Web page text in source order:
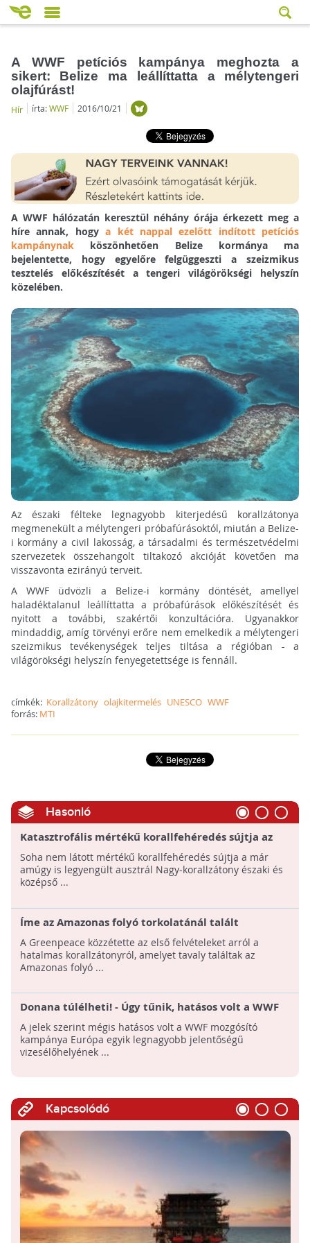
A WWF petíciós kampánya meghozta a
sikert: Belize ma leállíttatta a mélytengeri
olajfúrást!
Hír írta:WWF 2016/10/21
A WWF hálózatán keresztül néhány órája érkezett meg a
híre annak, hogya két nappal ezelőtt indított petíciós
kampánynakköszönhetően Belize kormánya ma
bejelentette, hogy egyelőre felgüggeszti a szeizmikus
tesztelés előkészítését a tengeri világörökségi helyszín
közelében.
Az északi félteke legnagyobb kiterjedésű korallzátonya
megmenekült a mélytengeri próbafúrásoktól, miután a Belize-
i kormány a civil lakosság, a társadalmi és természetvédelmi
szervezetek összehangolt tiltakozó akcióját követően ma
visszavonta ezirányú terveit.
A WWF üdvözli a Belize-i kormány döntését, amellyel
haladéktalanul leállíttatta a próbafúrások előkészítését és
nyitott a további, szakértői konzultációra. Ugyanakkor
mindaddig, amíg törvényi erőre nem emelkedik a mélytengeri
szeizmikus tevékenységek teljes tiltása a régióban - a
világörökségi helyszín fenyegetettsége is fennáll.
címkék: Korallzátony olajkitermelés UNESCO WWF
forrás: MTI
Hasonló
Katasztrofális mértékű korallfehéredés sújtja az
ausztrál Nagy-korallzátony északi és középső
harmadát!
Soha nem látott mértékű korallfehéredés sújtja a már
amúgy is legyengült ausztrál Nagy-korallzátony északi és
középső ...
Íme az Amazonas folyó torkolatánál talált
hatalmas korallzátony
A Greenpeace közzétette az első felvételeket arról a
hatalmas korallzátonyról, amelyet tavaly találtak az
Amazonas folyó ...
Donana túlélheti! - Úgy tűnik, hatásos volt a WWF
mozgósító kampánya Európa egyik legnagyobb
jelentőségű vizesélőhelyének megmentéséért
A jelek szerint mégis hatásos volt a WWF mozgósító
kampánya Európa egyik legnagyobb jelentőségű
vizesélőhelyének ...
Kapcsolódó